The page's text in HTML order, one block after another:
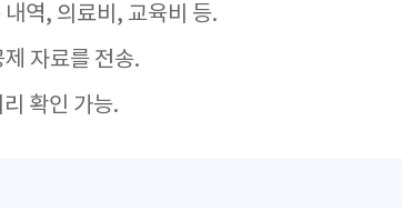
역, 의료비, 교육비 등.
자료를 전송.
확인 가능.